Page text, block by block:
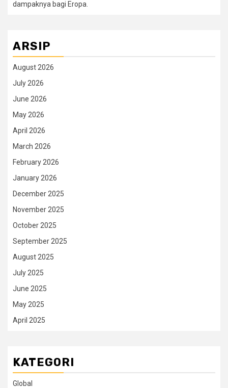
dampaknya bagi Eropa.
ARSIP
August 2026
July 2026
June 2026
May 2026
April 2026
March 2026
February 2026
January 2026
December 2025
November 2025
October 2025
September 2025
August 2025
July 2025
June 2025
May 2025
April 2025
KATEGORI
Global